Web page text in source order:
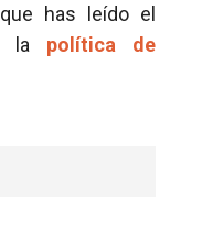
has leído el
la política de